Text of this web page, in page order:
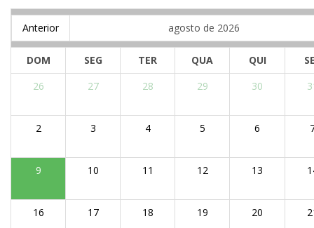
Anterior agosto de 2026
DOM SEG TER QUA QUI
26
27 28 29 30
2 3 4 5 6
9 10 11 12 13
16 17 18 19 20